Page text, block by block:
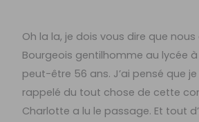
Oh la la, je dois vous dire que nous
Bourgeois gentilhomme au lycée à
peut-être 56 ans. J’ai pensé que je
rappelé du tout chose de cette
Charlotte a lu le passage. Et tout